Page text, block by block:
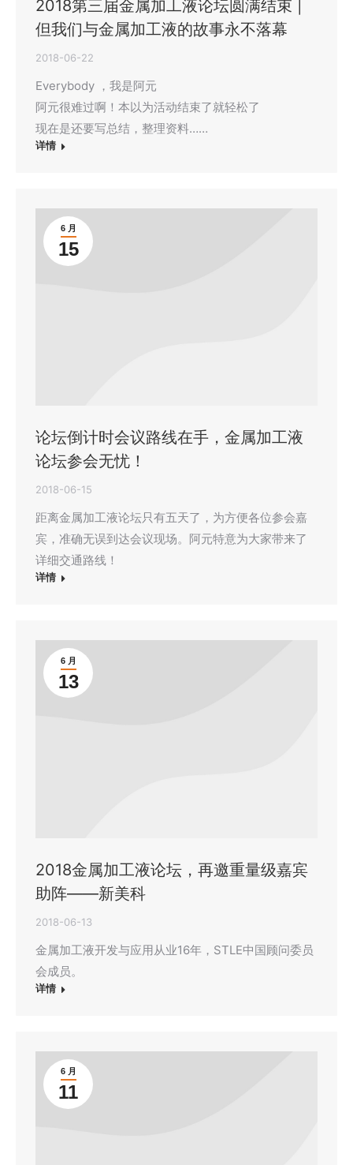
2018第三届金属加工液论坛圆满结束 |
但我们与金属加工液的故事永不落幕
2018-06-22
Everybody ，我是阿元
阿元很难过啊！本以为活动结束了就轻松了
现在是还要写总结，整理资料……
详情
6 月
15
论坛倒计时会议路线在手，金属加工液
论坛参会无忧！
2018-06-15
距离金属加工液论坛只有五天了，为方便各位参会嘉
宾，准确无误到达会议现场。阿元特意为大家带来了
详细交通路线！
详情
6 月
13
2018金属加工液论坛，再邀重量级嘉宾
助阵——新美科
2018-06-13
金属加工液开发与应用从业16年，STLE中国顾问委员
会成员。
详情
6 月
11